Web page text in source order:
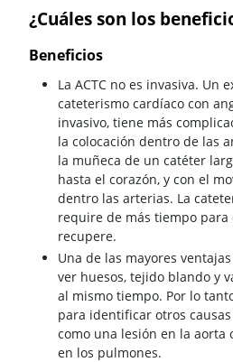
¿Cuáles son los
Beneficios
La ACTC no es invasiva. Un
cateterismo cardíaco con
invasivo, tiene más
la colocación dentro de las
la muñeca de un catéter
hasta el corazón, y con el
dentro las arterias. La
require de más tiempo para
recupere.
Una de las mayores
ver huesos, tejido blando y
al mismo tiempo. Por lo
para identificar otros
como una lesión en la aorta
en los pulmones.